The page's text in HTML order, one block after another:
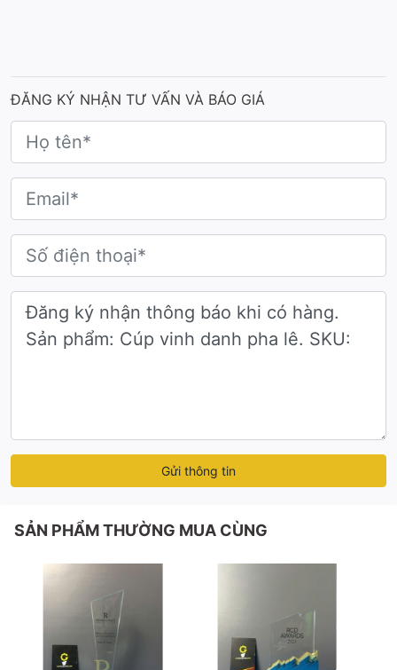
ĐĂNG KÝ NHẬN TƯ VẤN VÀ BÁO GIÁ
Gửi thông tin
SẢN PHẨM THƯỜNG MUA CÙNG